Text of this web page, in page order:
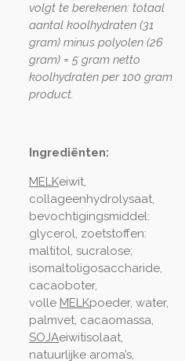
volgt te berekenen: totaal
aantal koolhydraten (31
gram) minus polyolen (26
gram) = 5 gram netto
koolhydraten per 100 gram
product.
Ingrediënten:
MELKeiwit,
collageenhydrolysaat,
bevochtigingsmiddel:
glycerol, zoetstoffen:
maltitol, sucralose;
isomaltoligosaccharide,
cacaoboter,
volle MELKpoeder, water,
palmvet, cacaomassa,
SOJAeiwitisolaat,
natuurlijke aroma’s,